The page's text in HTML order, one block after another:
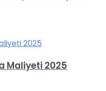
Maliyeti 2025